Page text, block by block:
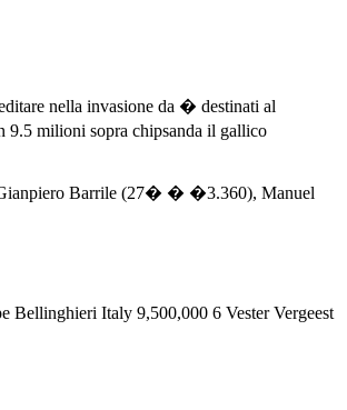
nella invasione da � destinati al
9.5 milioni sopra chipsanda il gallico
Gianpiero Barrile (27� � �3.360), Manuel
Bellinghieri Italy 9,500,000 6 Vester Vergeest